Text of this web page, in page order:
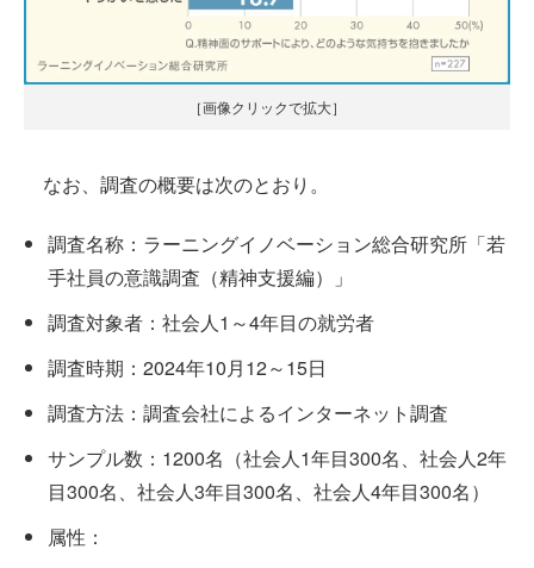
［画像クリックで拡大］
なお、調査の概要は次のとおり。
調査名称：ラーニングイノベーション総合研究所「若
手社員の意識調査（精神支援編）」
調査対象者：社会人1～4年目の就労者
調査時期：2024年10月12～15日
調査方法：調査会社によるインターネット調査
サンプル数：1200名（社会人1年目300名、社会人2年
目300名、社会人3年目300名、社会人4年目300名）
属性：